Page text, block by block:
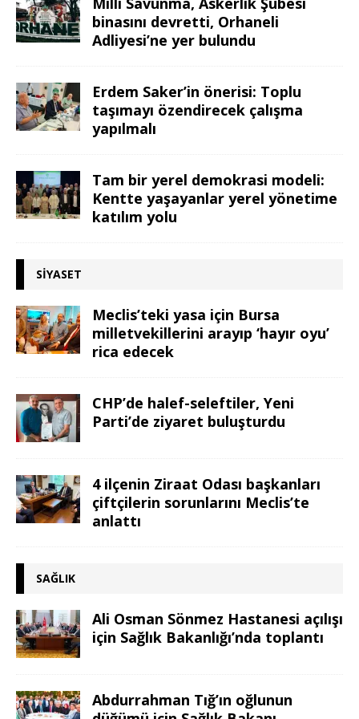
binasını devretti, Orhaneli
Adliyesi’ne yer bulundu
Erdem Saker’in önerisi: Toplu
taşımayı özendirecek çalışma
yapılmalı
Tam bir yerel demokrasi modeli:
Kentte yaşayanlar yerel yönetime
katılım yolu
SIYASET
Meclis’teki yasa için Bursa
milletvekillerini arayıp ‘hayır oyu’
rica edecek
CHP’de halef-seleftiler, Yeni
Parti’de ziyaret buluşturdu
4 ilçenin Ziraat Odası başkanları
çiftçilerin sorunlarını Meclis’te
anlattı
SAĞLIK
Ali Osman Sönmez Hastanesi açılışı
için Sağlık Bakanlığı’nda toplantı
Abdurrahman Tığ’ın oğlunun